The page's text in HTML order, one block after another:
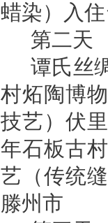
蜡染）入
第二天
谭氏丝
村炻陶博
技艺）伏
年石板古
艺（传统
滕州市